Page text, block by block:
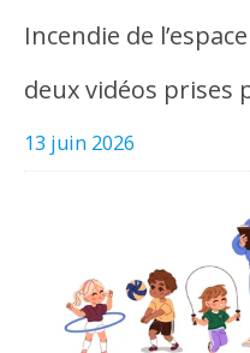
Incendie de
deux vidéos
13 juin 2026